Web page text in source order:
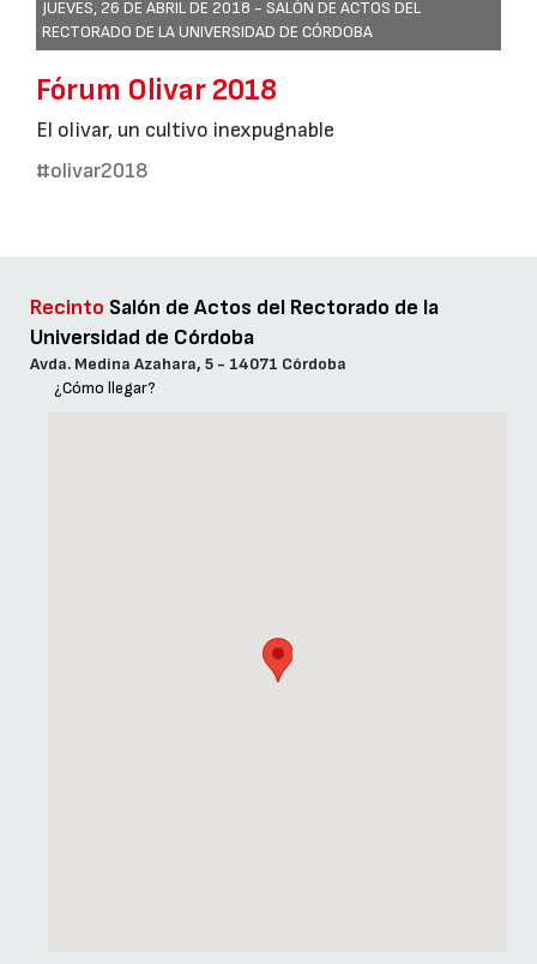
JUEVES, 26 DE ABRIL DE 2018 - SALÓN DE ACTOS DEL
RECTORADO DE LA UNIVERSIDAD DE CÓRDOBA
Fórum Olivar 2018
El olivar, un cultivo inexpugnable
#olivar2018
Recinto Salón de Actos del Rectorado de la
Universidad de Córdoba
Avda. Medina Azahara, 5 - 14071 Córdoba
¿Cómo llegar?